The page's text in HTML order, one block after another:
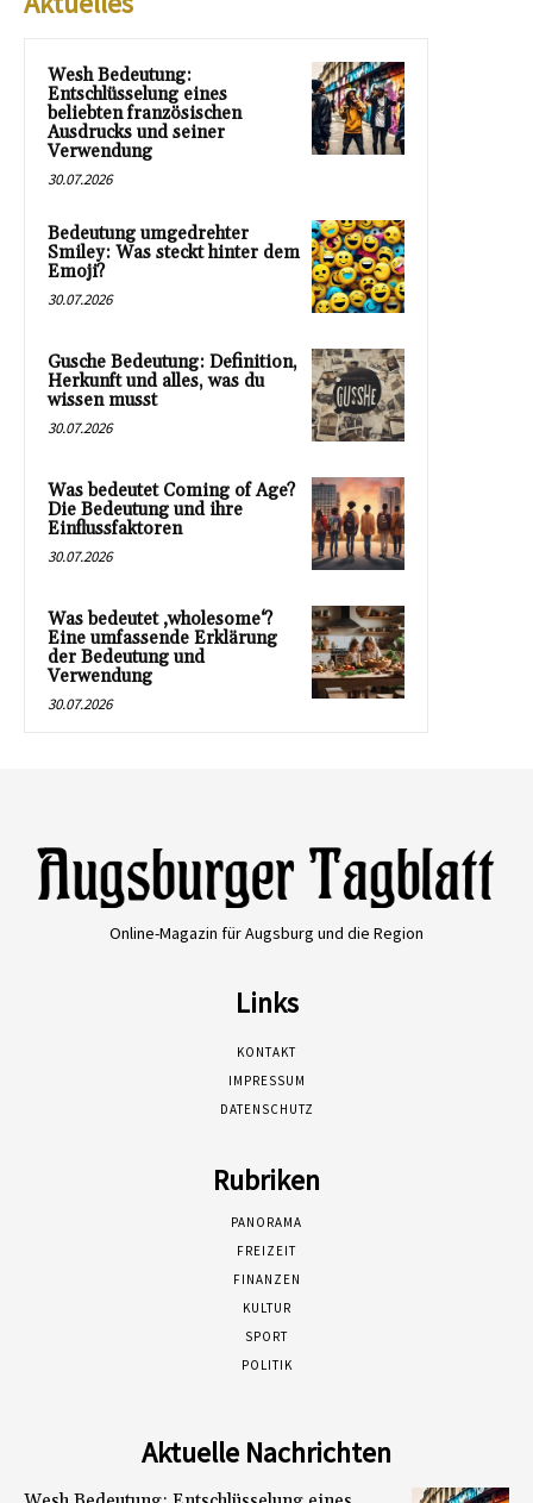
Wesh Bedeutung:
Entschlüsselung eines
beliebten französischen
Ausdrucks und seiner
Verwendung
30.07.2026
Bedeutung umgedrehter
Smiley: Was steckt hinter dem
Emoji?
30.07.2026
Gusche Bedeutung: Definition,
Herkunft und alles, was du
wissen musst
30.07.2026
Was bedeutet Coming of Age?
Die Bedeutung und ihre
Einflussfaktoren
30.07.2026
Was bedeutet ‚wholesome‘?
Eine umfassende Erklärung
der Bedeutung und
Verwendung
30.07.2026
Online-Magazin für Augsburg und die Region
Links
KONTAKT
IMPRESSUM
DATENSCHUTZ
Rubriken
PANORAMA
FREIZEIT
FINANZEN
KULTUR
SPORT
POLITIK
Aktuelle Nachrichten